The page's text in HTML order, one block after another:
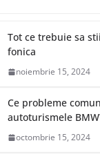
Tot ce trebuie sa
fonica
noiembrie 15, 2024
Ce probleme
autoturismele
octombrie 15, 2024